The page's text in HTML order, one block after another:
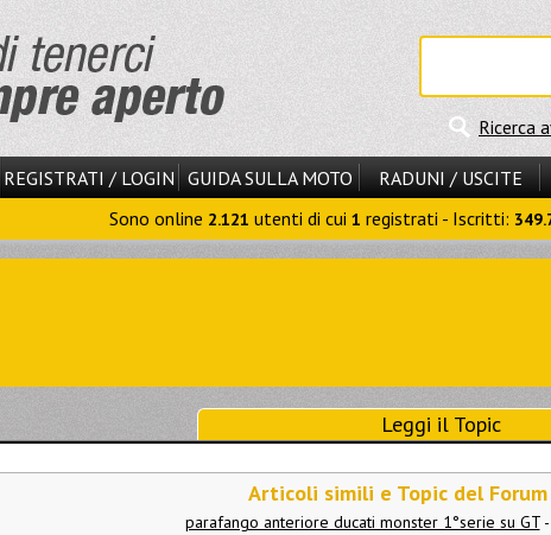
Ricerca
REGISTRATI / LOGIN GUIDA SULLA MOTO RADUNI / USCITE
Sono online 2.121 utenti di cui 1 registrati - Iscritti:
Leggi il Topic
Articoli simili e Topic del
parafango anteriore ducati monster 1°serie su GT-